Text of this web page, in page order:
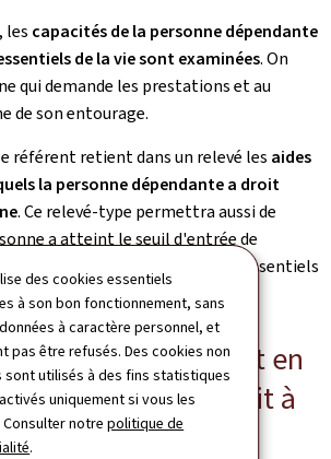
des cookies essentiels
à son bon fonctionnement, sans
à caractère personnel, et
pas être refusés. Des cookies non
sont utilisés à des fins statistiques
uniquement si vous les
Consulter notrepolitique de
.
les capacités de la personne dépendante
de la vie sont examinées. On
qui demande les prestations et au
de son entourage.
référent retient dans un relevé les aides
la personne dépendante a droit
. Ce relevé-type permettra aussi de
a atteint le seuil d'entrée de
et de soins dans les actes essentiels
cas de besoin direct en
si une personne vit à